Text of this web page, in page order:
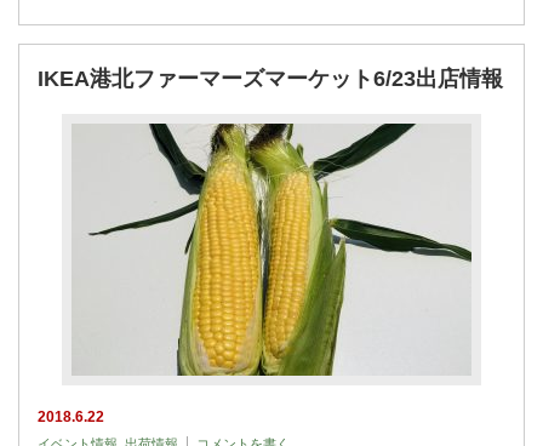
IKEA港北ファーマーズマーケット6/23出店情報
2018.6.22